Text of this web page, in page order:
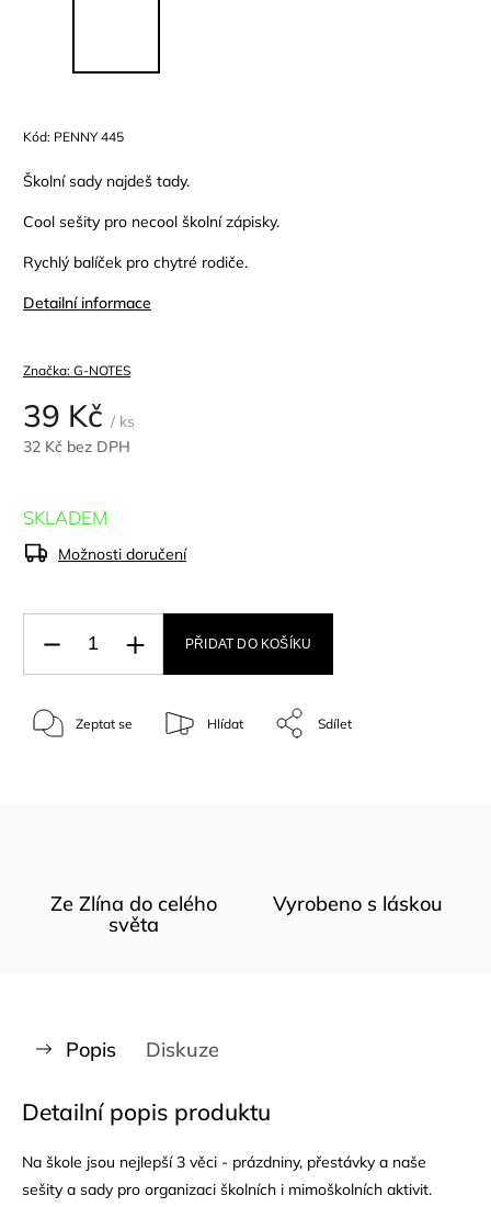
Kód: PENNY 445
Školní sady najdeš tady.
Cool sešity pro necool školní zápisky.
Rychlý balíček pro chytré rodiče.
Detailní informace
Značka: G-NOTES
39 Kč / ks
32 Kč bez DPH
SKLADEM
Možnosti doručení
PŘIDAT DO KOŠÍKU
Zeptat se Hlídat Sdílet
Ze Zlína do celého
světa
Vyrobeno s láskou
Popis Diskuze
Detailní popis produktu
Na škole jsou nejlepší 3 věci - prázdniny, přestávky a naše
sešity a sady pro organizaci školních i mimoškolních aktivit.